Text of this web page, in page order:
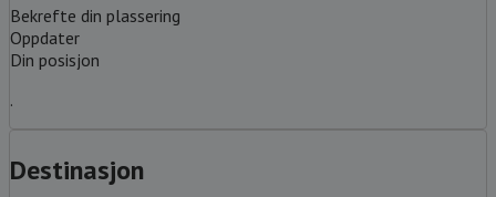
Bekrefte din plassering
Oppdater
Din posisjon
.
Destinasjon